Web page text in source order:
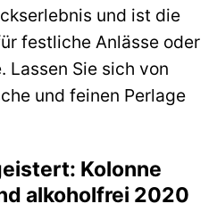
und ist die
festliche Anlässe oder
Lassen Sie sich von
und feinen Perlage
Kolonne
alkoholfrei 2020